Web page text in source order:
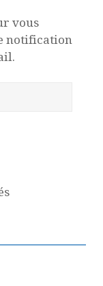
vous
notification